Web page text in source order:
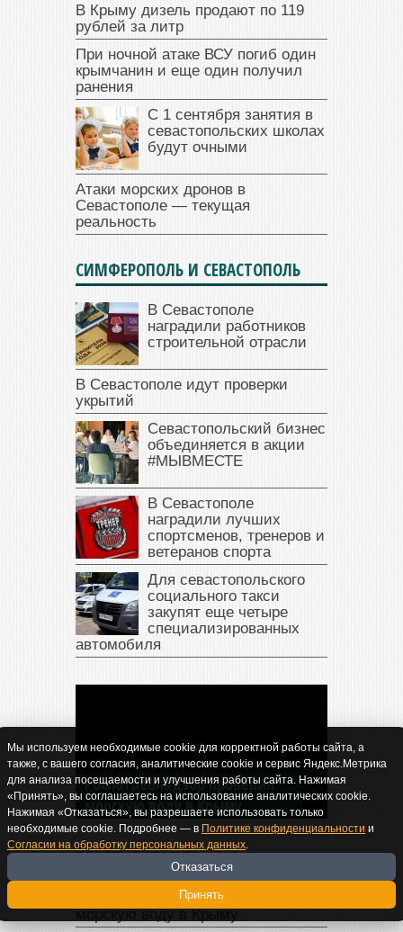
В Крыму дизель продают по 119
рублей за литр
При ночной атаке ВСУ погиб один
крымчанин и еще один получил
ранения
С 1 сентября занятия в
севастопольских школах
будут очными
Атаки морских дронов в
Севастополе — текущая
реальность
СИМФЕРОПОЛЬ И СЕВАСТОПОЛЬ
В Севастополе
наградили работников
строительной отрасли
В Севастополе идут проверки
укрытий
Севастопольский бизнес
объединяется в акции
#МЫВМЕСТЕ
В Севастополе
наградили лучших
спортсменов, тренеров и
ветеранов спорта
Для севастопольского
социального такси
закупят еще четыре
специализированных
автомобиля
В Крыму у жителя Саки
изъяли автомобиль —
накопил долги по штрафам
ГИБДД
ВЛАСТЬ В КРЫМУ
Роспотребнадзор проверил
морскую воду в Крыму
Мы используем необходимые cookie для корректной работы сайта, а
также, с вашего согласия, аналитические cookie и сервис Яндекс.Метрика
для анализа посещаемости и улучшения работы сайта. Нажимая
«Принять», вы соглашаетесь на использование аналитических cookie.
Нажимая «Отказаться», вы разрешаете использовать только
необходимые cookie. Подробнее — в Политике конфиденциальности и
Согласии на обработку персональных данных.
Отказаться
Принять